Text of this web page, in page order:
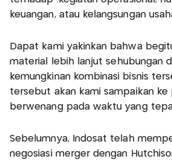
keuangan, atau kelangsungan
Dapat kami yakinkan bahwa
material lebih lanjut sehubungan
kemungkinan kombinasi bisnis
tersebut akan kami sampaikan ke
berwenang pada waktu yang
Sebelumnya, Indosat telah
negosiasi merger dengan